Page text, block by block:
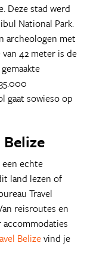
Deze stad werd
National Park.
archeologen met
42 meter is de
gaat sowieso op
echte
land lezen of
Travel
reisroutes en
Belizevind je